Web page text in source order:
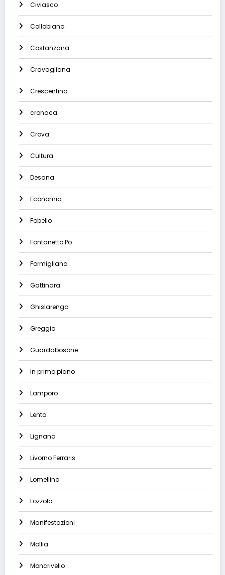
Civiasco
Collobiano
Costanzana
Cravagliana
Crescentino
cronaca
Crova
Cultura
Desana
Economia
Fobello
Fontanetto Po
Formigliana
Gattinara
Ghislarengo
Greggio
Guardabosone
In primo piano
Lamporo
Lenta
Lignana
Livorno Ferraris
Lomellina
Lozzolo
Manifestazioni
Mollia
Moncrivello